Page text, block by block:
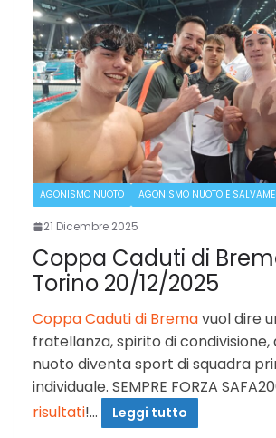
AGONISMO NUOTO AGONISMO NUOTO E
21 Dicembre 2025
Coppa Caduti di
Torino 20/12/2025
Coppa Caduti di Bremavuol dire
fratellanza, spirito di condivisione,
nuoto diventa sport di squadra
individuale. SEMPRE FORZA
risultati!… Leggi tutto